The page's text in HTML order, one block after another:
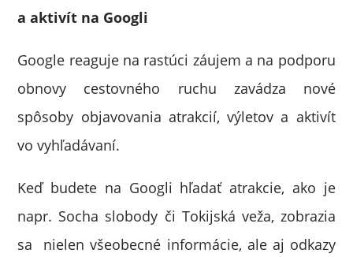
a aktivít na Googli
Google reaguje na rastúci záujem a na podporu
obnovy cestovného ruchu zavádza nové
spôsoby objavovania atrakcií, výletov a aktivít
vo vyhľadávaní.
Keď budete na Googli hľadať atrakcie, ako je
napr. Socha slobody či Tokijská veža, zobrazia
sa nielen všeobecné informácie, ale aj odkazy